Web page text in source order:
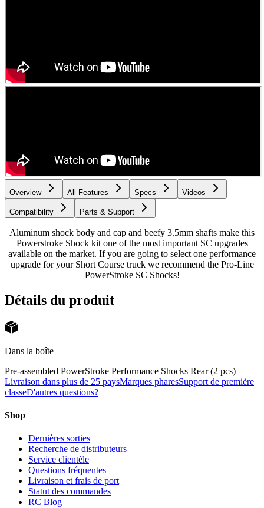
Overview All Features Specs Videos
Compatibility Parts & Support
Aluminum shock body and cap and beefy 3.5mm shafts make this
Powerstroke Shock kit one of the most important SC upgrades
available on the market. If you are going to select one performance
upgrade for your Short Course truck we recommend the Pro-Line
PowerStroke SC Shocks!
Détails du produit
Dans la boîte
Pre-assembled PowerStroke Performance Shocks Rear (2 pcs)
Livraison dans plus de 25 paysMarques pharesSupport de première
classeD'autres questions?
Shop
Dernières sorties
Recherche de distributeurs
Service clientèle
Questions fréquentes
Livraison et frais de port
Statut des commandes
RC Blog